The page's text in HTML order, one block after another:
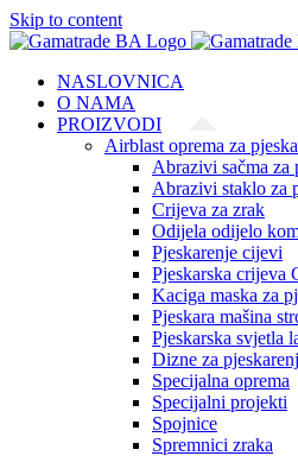
Skip to content
NASLOVNICA
O NAMA
PROIZVODI
Airblast oprema za
Abrazivi sačma za
Abrazivi staklo za
Crijeva za zrak
Odijela odijelo
Pjeskarenje cijevi
Pjeskarska crijeva
Kaciga maska za
Pjeskara mašina
Pjeskarska svjetla
Dizne za
Specijalna oprema
Specijalni projekti
Spojnice
Spremnici zraka